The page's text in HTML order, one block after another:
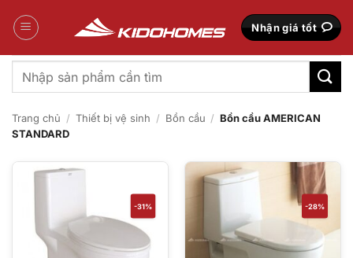
qua
Nhận giá tốt
Tìm
kiếm:
Trang chủ / Thiết bị vệ sinh / Bồn cầu / Bồn cầu AMERICAN
STANDARD
-31% -28%